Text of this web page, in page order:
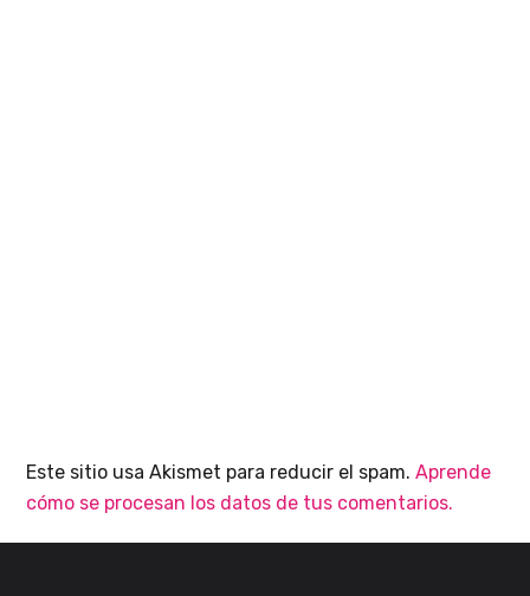
Este sitio usa Akismet para reducir el spam.Aprende
cómo se procesan los datos de tus comentarios.